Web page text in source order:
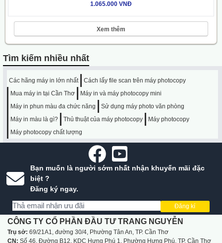
1.065.000 VNĐ
Xem thêm
Tìm kiếm nhiều nhất
Các hãng máy in lớn nhất
Cách lấy file scan trên máy photocopy
Mua máy in tại Cần Thơ
Máy in và máy photocopy mini
Máy in phun màu đa chức năng
Sử dụng máy photo văn phòng
Máy in màu là gì?
Thủ thuật của máy photocopy
Máy photocopy
Máy photocopy chất lượng
Bạn muốn là người sớm nhất nhận khuyến mãi đặc
biệt ?
Đăng ký ngay.
Đăng kí
CÔNG TY CỔ PHẦN ĐẦU TƯ TRANG NGUYỄN
Trụ sở: 69/21A1, đường 30/4, Phường Tân An, TP. Cần Thơ
CN: Số 46, Đường B12, KDC Hưng Phú 1, Phường Hưng Phú, TP. Cần Thơ